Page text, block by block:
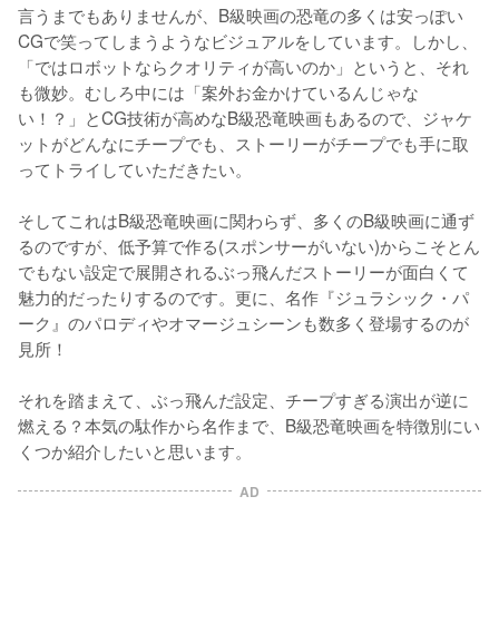
言うまでもありませんが、B級映画の恐竜の多くは安っぽい
CGで笑ってしまうようなビジュアルをしています。しかし、
「ではロボットならクオリティが高いのか」というと、それ
も微妙。むしろ中には「案外お金かけているんじゃな
い！？」とCG技術が高めなB級恐竜映画もあるので、ジャケ
ットがどんなにチープでも、ストーリーがチープでも手に取
ってトライしていただきたい。
そしてこれはB級恐竜映画に関わらず、多くのB級映画に通ず
るのですが、低予算で作る(スポンサーがいない)からこそとん
でもない設定で展開されるぶっ飛んだストーリーが面白くて
魅力的だったりするのです。更に、名作『ジュラシック・パ
ーク』のパロディやオマージュシーンも数多く登場するのが
見所！
それを踏まえて、ぶっ飛んだ設定、チープすぎる演出が逆に
燃える？本気の駄作から名作まで、B級恐竜映画を特徴別にい
AD